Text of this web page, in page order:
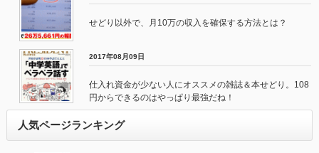
せどり以外で、月10万の収入を確保する方法とは？
2017年08月09日
仕入れ資金が少ない人にオススメの雑誌＆本せどり。108
円からできるのはやっぱり最強だね！
人気ページランキング